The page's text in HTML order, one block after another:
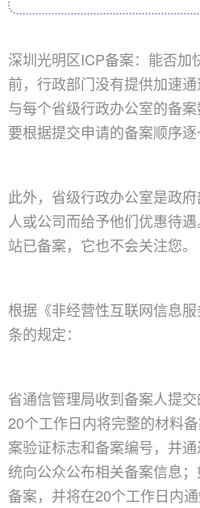
深圳光明区ICP备案：能否加
前，行政部门没有提供加速
与每个省级行政办公室的备
要根据提交申请的备案顺序逐
此外，省级行政办公室是政
人或公司而给予他们优惠待
站已备案，它也不会关注您。
根据《非经营性互联网信息
条的规定：
省通信管理局收到备案人提
20个工作日内将完整的材料
案验证标志和备案编号，并
统向公众公布相关备案信息
备案，并将在20个工作日内